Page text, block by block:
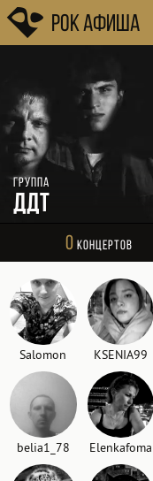
Рок Афиша
Группа
ДДТ
0 Концертов
Salomon KSENIA99
belia1_78 Elenkafoma